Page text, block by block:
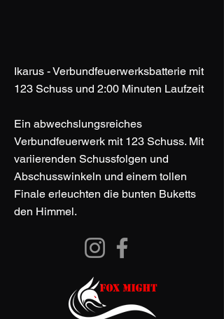
Ikarus - Verbundfeuerwerksbatterie mit
123 Schuss und 2:00 Minuten Laufzeit
Ein abwechslungsreiches
Verbundfeuerwerk mit 123 Schuss. Mit
variierenden Schussfolgen und
Abschusswinkeln und einem tollen
Finale erleuchten die bunten Buketts
den Himmel.